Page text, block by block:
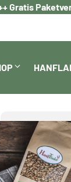
Gratis